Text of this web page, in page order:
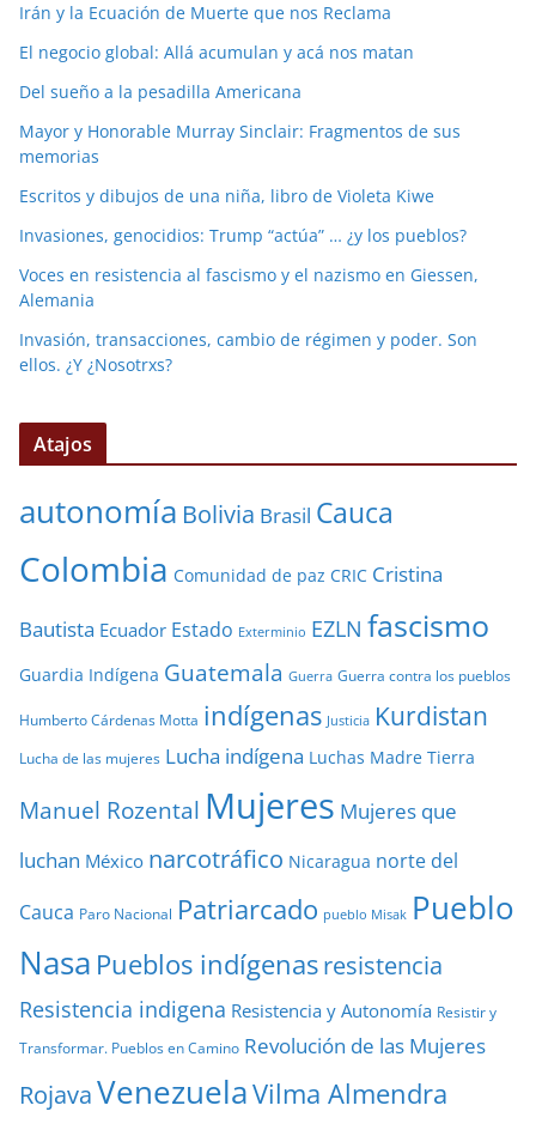
Irán y la Ecuación de Muerte que nos Reclama
El negocio global: Allá acumulan y acá nos matan
Del sueño a la pesadilla Americana
Mayor y Honorable Murray Sinclair: Fragmentos de sus
memorias
Escritos y dibujos de una niña, libro de Violeta Kiwe
Invasiones, genocidios: Trump “actúa” … ¿y los pueblos?
Voces en resistencia al fascismo y el nazismo en Giessen,
Alemania
Invasión, transacciones, cambio de régimen y poder. Son
ellos. ¿Y ¿Nosotrxs?
Atajos
autonomía Bolivia Brasil Cauca
Colombia Comunidad de paz CRIC Cristina
Bautista Ecuador Estado Exterminio EZLN fascismo
Guardia Indígena Guatemala Guerra Guerra contra los pueblos
Humberto Cárdenas Motta indígenas Justicia Kurdistan
Lucha de las mujeres Lucha indígena Luchas Madre Tierra
Manuel Rozental Mujeres Mujeres que
luchan México narcotráfico Nicaragua norte del
Cauca Paro Nacional Patriarcado pueblo Misak Pueblo
Nasa Pueblos indígenasresistencia
Resistencia indigena Resistencia y Autonomía Resistir y
Transformar. Pueblos en Camino Revolución de las Mujeres
RojavaVenezuelaVilma Almendra